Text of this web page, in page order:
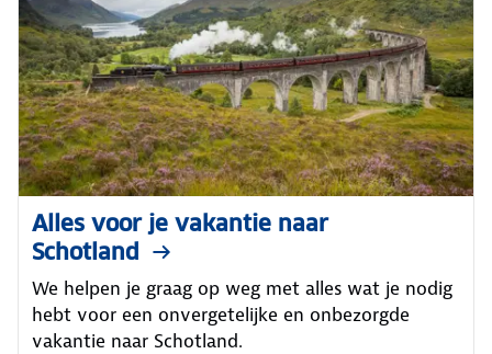
Alles voor je vakantie naar
Schotland
We helpen je graag op weg met alles wat je nodig
hebt voor een onvergetelijke en onbezorgde
vakantie naar Schotland.